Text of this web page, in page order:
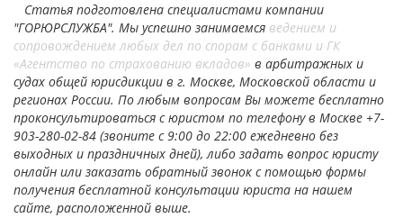
Статья подготовлена специалистами компании
"ГОРЮРСЛУЖБА". Мы успешно занимаемся ведением и
сопровождением любых дел по спорам с банками и ГК
«Агентство по страхованию вкладов» в арбитражных и
судах общей юрисдикции в г. Москве, Московской области и
регионах России. По любым вопросам Вы можете бесплатно
проконсультироваться с юристом по телефону в Москве +7-
903-280-02-84 (звоните с 9:00 до 22:00 ежедневно без
выходных и праздничных дней), либо задать вопрос юристу
онлайн или заказать обратный звонок с помощью формы
получения бесплатной консультации юриста на нашем
сайте, расположенной выше.